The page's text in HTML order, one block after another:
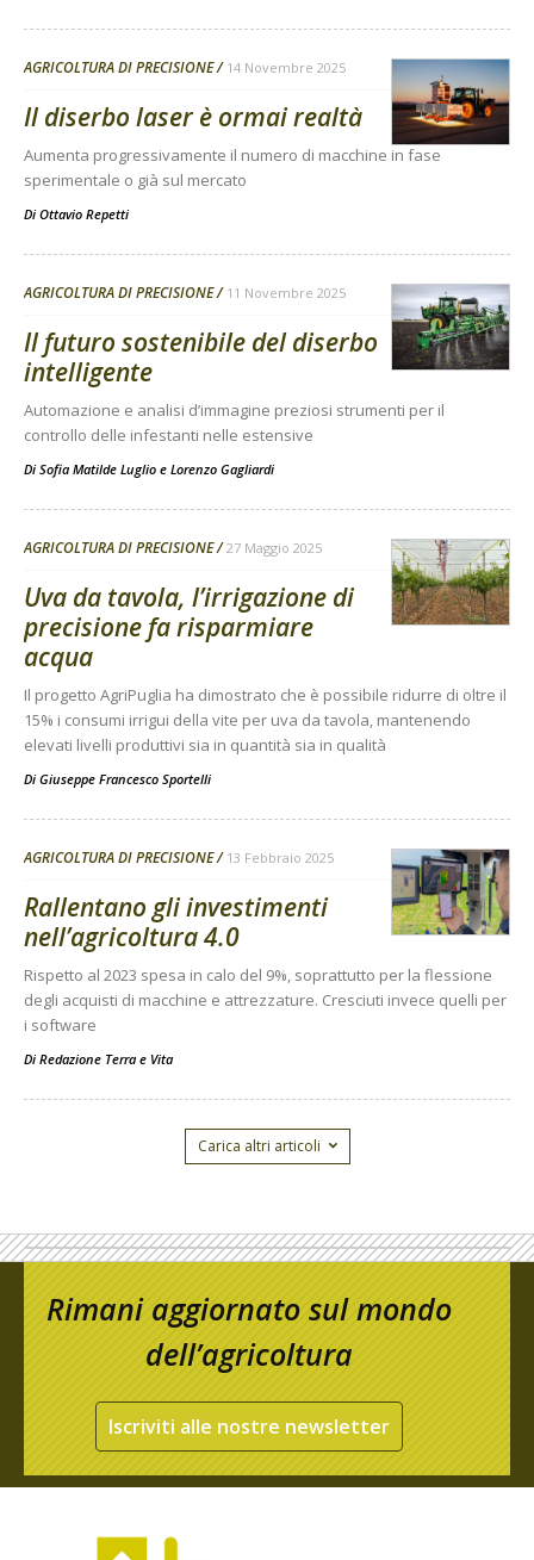
AGRICOLTURA DI PRECISIONE 14 Novembre 2025
Il diserbo laser è ormai realtà
Aumenta progressivamente il numero di macchine in fase
sperimentale o già sul mercato
Di Ottavio Repetti
AGRICOLTURA DI PRECISIONE 11 Novembre 2025
Il futuro sostenibile del diserbo
intelligente
Automazione e analisi d’immagine preziosi strumenti per il
controllo delle infestanti nelle estensive
Di Sofia Matilde Luglio e Lorenzo Gagliardi
AGRICOLTURA DI PRECISIONE 27 Maggio 2025
Uva da tavola, l’irrigazione di
precisione fa risparmiare
acqua
Il progetto AgriPuglia ha dimostrato che è possibile ridurre di oltre il
15% i consumi irrigui della vite per uva da tavola, mantenendo
elevati livelli produttivi sia in quantità sia in qualità
Di Giuseppe Francesco Sportelli
AGRICOLTURA DI PRECISIONE 13 Febbraio 2025
Rallentano gli investimenti
nell’agricoltura 4.0
Rispetto al 2023 spesa in calo del 9%, soprattutto per la flessione
degli acquisti di macchine e attrezzature. Cresciuti invece quelli per
i software
Di Redazione Terra e Vita
Carica altri articoli
Rimani aggiornato sul mondo
dell’agricoltura
Iscriviti alle nostre newsletter